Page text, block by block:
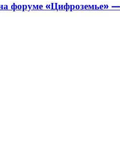
форуме «Цифроземье» —